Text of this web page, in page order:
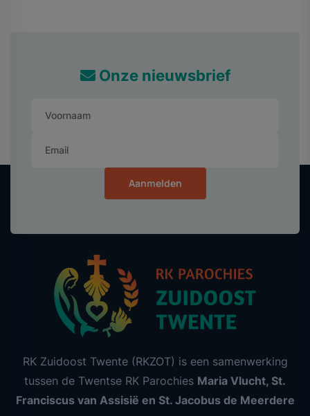
Onze nieuwsbrief
Aanmelden
RK Zuidoost Twente (RKZOT) is een samenwerking
tussen de Twentse RK Parochies Maria Vlucht, St.
Franciscus van Assisië en St. Jacobus de Meerdere